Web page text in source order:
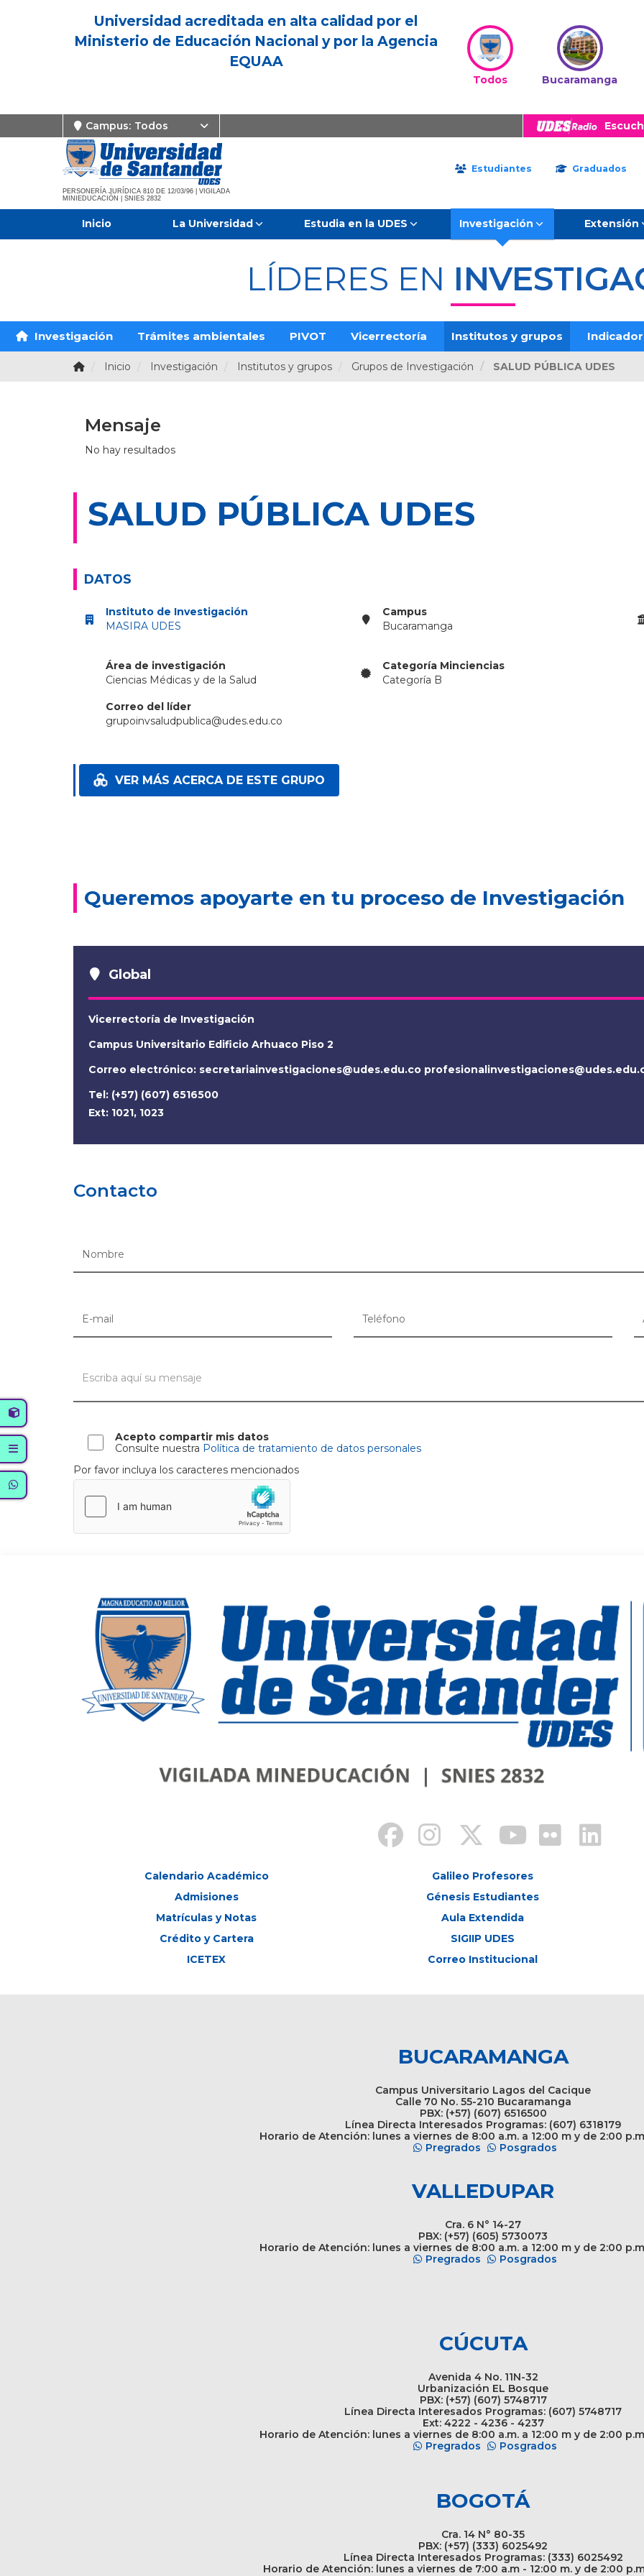
Universidad acreditada en alta calidad por el
Ministerio de Educación Nacional y por la Agencia
EQUAA
Todos Bucaramanga
Campus: Todos
PERSONERÍA JURÍDICA 810 DE 12/03/96 | VIGILADA
MINIEDUCACIÓN | SNIES 2832
Estudiantes Graduados
Inicio La Universidad Estudia en la UDES Investigación Extensión
LÍDERES EN
Investigación Trámites ambientales PIVOT Vicerrectoría Institutos y grupos
Inicio Investigación Institutos y grupos Grupos de Investigación SALUD PÚBLICA UDES
Mensaje
No hay resultados
SALUD PÚBLICA UDES
DATOS
Instituto de Investigación
MASIRA UDES
Campus
Bucaramanga
Área de investigación
Ciencias Médicas y de la Salud
Categoría Minciencias
Categoría B
Correo del líder
grupoinvsaludpublica@udes.edu.co
VER MÁS ACERCA DE ESTE GRUPO
Queremos apoyarte en tu proceso de Investigación
Global
Vicerrectoría de Investigación
Campus Universitario Edificio Arhuaco Piso 2
Correo electrónico: secretariainvestigaciones@udes.edu.co
Tel: (+57) (607) 6516500
Ext: 1021, 1023
Contacto
Acepto compartir mis datos
Consulte nuestra Política de tratamiento de datos personales
Por favor incluya los caracteres mencionados
Calendario Académico
Admisiones
Matrículas y Notas
Crédito y Cartera
ICETEX
Galileo Profesores
Génesis Estudiantes
Aula Extendida
SIGIIP UDES
Correo Institucional
BUCARAMANGA
Campus Universitario Lagos del Cacique
Calle 70 No. 55-210 Bucaramanga
PBX: (+57) (607) 6516500
Línea Directa Interesados Programas: (607) 6318179
Horario de Atención: lunes a viernes de 8:00 a.m. a 12:00 m y de 2:00
Pregrados
Posgrados
VALLEDUPAR
Cra. 6 N° 14-27
PBX: (+57) (605) 5730073
Horario de Atención: lunes a viernes de 8:00 a.m. a 12:00 m y de 2:00
Pregrados
Posgrados
CÚCUTA
Avenida 4 No. 11N-32
Urbanización EL Bosque
PBX: (+57) (607) 5748717
Línea Directa Interesados Programas: (607) 5748717
Ext: 4222 - 4236 - 4237
Horario de Atención: lunes a viernes de 8:00 a.m. a 12:00 m y de 2:00
Pregrados
Posgrados
BOGOTÁ
Cra. 14 N° 80-35
PBX: (+57) (333) 6025492
Línea Directa Interesados Programas: (333) 6025492
Horario de Atención: lunes a viernes de 7:00 a.m - 12:00 m. y de 2:00